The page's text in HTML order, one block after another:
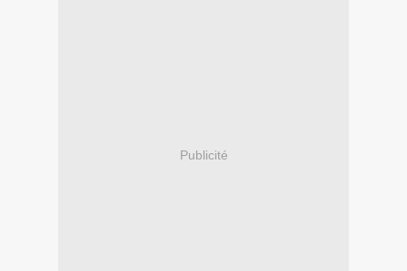
Publicité